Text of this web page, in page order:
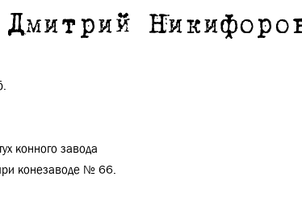
Дмитрий
конного завода
конезаводе № 66.